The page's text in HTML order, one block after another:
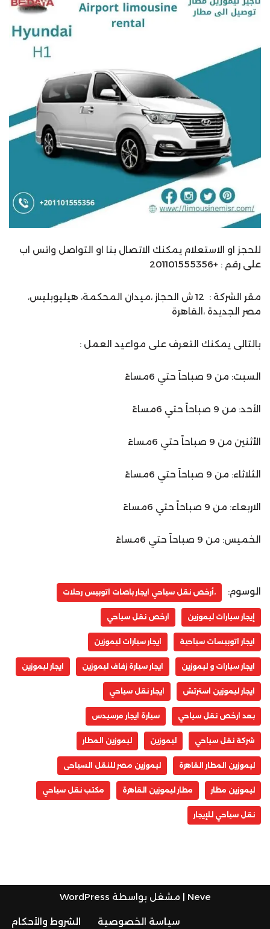
للحجز او الاستعلام يمكنك الاتصال بنا او التواصل واتس اب
على رقم : +201101555356
مقر الشركة : 12 ش الحجاز ،ميدان المحكمة، هيليوبليس،
مصر الجديدة ،القاهرة
بالتالى يمكنك التعرف على مواعيد العمل :
السبت: من 9 صباحاً حتي 6مساءً
الأحد: من 9 صباحاً حتي 6مساءً
الأثنين من 9 صباحاً حتي 6مساءً
الثلاثاء: من 9 صباحاً حتي 6مساءً
الاربعاء: من 9 صباحاً حتي 6مساءً
الخميس: من 9 صباحاً حتي 6مساءً
الوسوم: ،أرخص نقل سياحي ايجار باصات اتوبيس رحلات
إيجار سيارات ليموزين ارخص نقل سياحي
ايجار اتوبيسات سياحية ايجار سيارات ليموزين
ايجار سيارات و ليموزين ايجار سيارة زفاف ليموزين ايجار ليموزين
ايجار ليموزين استرتش ايجار نقل سياحي
بعد ارخص نقل سياحي سيارة ايجار مرسيدس
شركة نقل سياحي ليموزين ليموزين المطار
ليموزين المطار القاهرة ليموزين مصر للنقل السياحى
ليموزين مطار مطار ليموزين القاهرة مكتب نقل سياحي
نقل سياحي للإيجار
Neve | مشغل بواسطة WordPress
سياسة الخصوصية الشروط والأحكام